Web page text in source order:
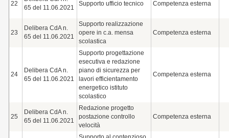
22
65 del 11.06.2021
Supporto ufficio tecnico Competenza esterna
23
Delibera CdA n.
65 del 11.06.2021
Supporto realizzazione
opere in c.a. mensa
scolastica
Competenza esterna
24
Delibera CdA n.
65 del 11.06.2021
Supporto progettazione
esecutiva e redazione
piano di sicurezza per
lavori efficientamento
energetico istituto
scolastico
Competenza esterna
25
Delibera CdA n.
65 del 11.06.2021
Redazione progetto
postazione controllo
velocità
Competenza esterna